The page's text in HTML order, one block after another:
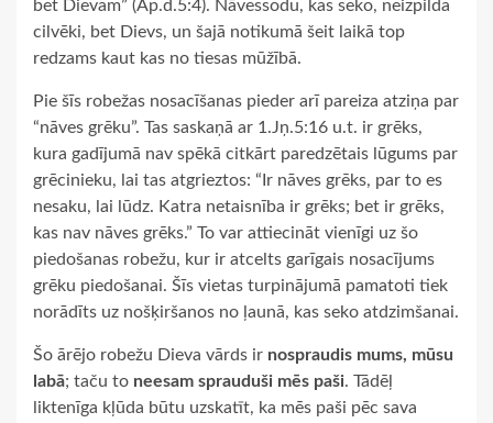
bet Dievam” (Ap.d.5:4). Nāvessodu, kas seko, neizpilda
cilvēki, bet Dievs, un šajā notikumā šeit laikā top
redzams kaut kas no tiesas mūžībā.
Pie šīs robežas nosacīšanas pieder arī pareiza atziņa par
“nāves grēku”. Tas saskaņā ar 1.Jņ.5:16 u.t. ir grēks,
kura gadījumā nav spēkā citkārt paredzētais lūgums par
grēcinieku, lai tas atgrieztos: “Ir nāves grēks, par to es
nesaku, lai lūdz. Katra netaisnība ir grēks; bet ir grēks,
kas nav nāves grēks.” To var attiecināt vienīgi uz šo
piedošanas robežu, kur ir atcelts garīgais nosacījums
grēku piedošanai. Šīs vietas turpinājumā pamatoti tiek
norādīts uz nošķiršanos no ļaunā, kas seko atdzimšanai.
Šo ārējo robežu Dieva vārds ir nospraudis mums, mūsu
labā; taču to neesam sprauduši mēs paši. Tādēļ
liktenīga kļūda būtu uzskatīt, ka mēs paši pēc sava